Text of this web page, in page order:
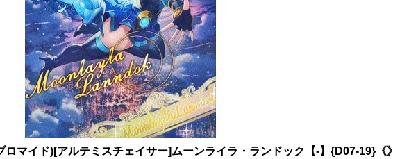
ロマイド)[アルテミスチェイサー]ムーンライラ・ランドック【-】{D07-19}《》